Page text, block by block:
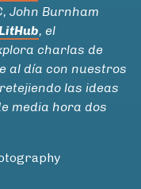
John Burnham
, el
charlas de
al día con nuestros
las ideas
media hora dos